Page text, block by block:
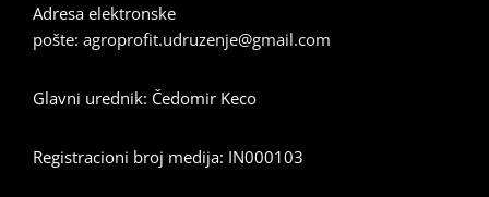
Adresa elektronske
pošte: agroprofit.udruzenje@gmail.com
Glavni urednik: Čedomir Keco
Registracioni broj medija: IN000103